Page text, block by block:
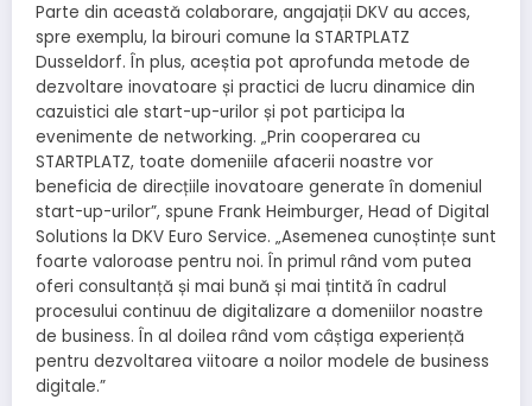
Parte din această colaborare, angajații DKV au acces,
spre exemplu, la birouri comune la STARTPLATZ
Dusseldorf. În plus, aceștia pot aprofunda metode de
dezvoltare inovatoare și practici de lucru dinamice din
cazuistici ale start-up-urilor și pot participa la
evenimente de networking. „Prin cooperarea cu
STARTPLATZ, toate domeniile afacerii noastre vor
beneficia de direcțiile inovatoare generate în domeniul
start-up-urilor”, spune Frank Heimburger, Head of Digital
Solutions la DKV Euro Service. „Asemenea cunoștințe sunt
foarte valoroase pentru noi. În primul rând vom putea
oferi consultanță și mai bună și mai țintită în cadrul
procesului continuu de digitalizare a domeniilor noastre
de business. În al doilea rând vom câștiga experiență
pentru dezvoltarea viitoare a noilor modele de business
digitale.”